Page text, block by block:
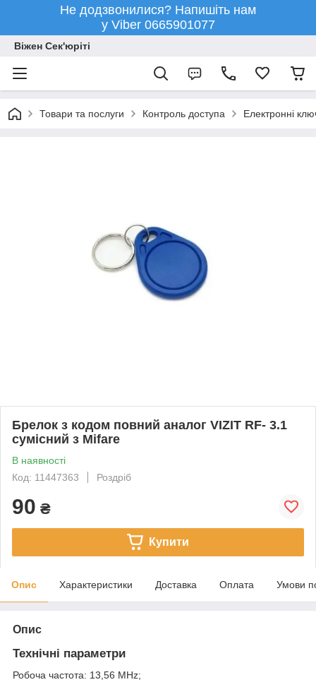
Не додзвонилися? Напишіть нам
у Viber 0665901077
Віжен Сек'юріті
Товари та послуги Контроль доступа Електронні
Брелок з кодом повний аналог VIZIT RF- 3.1
сумісний з Mifare
В наявності
Код: 11447363
Роздріб
90 ₴
Купити
Опис Характеристики Доставка Оплата Умови
Опис
Технічні параметри
Робоча частота: 13,56 MHz;